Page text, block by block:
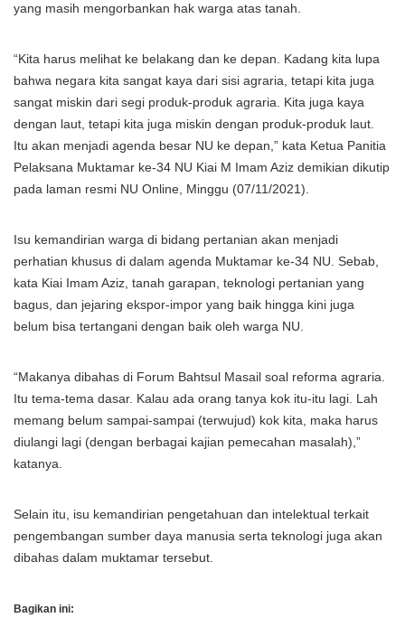
yang masih mengorbankan hak warga atas tanah.
“Kita harus melihat ke belakang dan ke depan. Kadang kita lupa
bahwa negara kita sangat kaya dari sisi agraria, tetapi kita juga
sangat miskin dari segi produk-produk agraria. Kita juga kaya
dengan laut, tetapi kita juga miskin dengan produk-produk laut.
Itu akan menjadi agenda besar NU ke depan,” kata Ketua Panitia
Pelaksana Muktamar ke-34 NU Kiai M Imam Aziz demikian dikutip
pada laman resmi NU Online, Minggu (07/11/2021).
Isu kemandirian warga di bidang pertanian akan menjadi
perhatian khusus di dalam agenda Muktamar ke-34 NU. Sebab,
kata Kiai Imam Aziz, tanah garapan, teknologi pertanian yang
bagus, dan jejaring ekspor-impor yang baik hingga kini juga
belum bisa tertangani dengan baik oleh warga NU.
“Makanya dibahas di Forum Bahtsul Masail soal reforma agraria.
Itu tema-tema dasar. Kalau ada orang tanya kok itu-itu lagi. Lah
memang belum sampai-sampai (terwujud) kok kita, maka harus
diulangi lagi (dengan berbagai kajian pemecahan masalah),”
katanya.
Selain itu, isu kemandirian pengetahuan dan intelektual terkait
pengembangan sumber daya manusia serta teknologi juga akan
dibahas dalam muktamar tersebut.
Bagikan ini: